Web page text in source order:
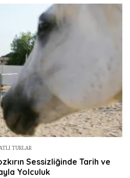
TURLAR
Sessizliğinde Tarih ve
Yolculuk